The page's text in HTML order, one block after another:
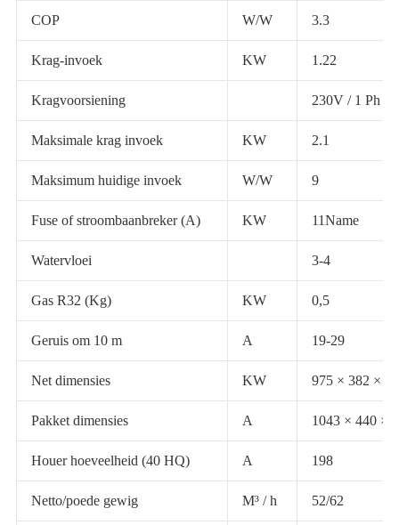
COP W/W 3.3
Krag-invoek KW 1.22
Kragvoorsiening 230V / 1 Ph /
Maksimale krag invoek KW 2.1
Maksimum huidige invoek W/W 9
Fuse of stroombaanbreker (A) KW 11Name
Watervloei 3-4
Gas R32 (Kg) KW 0,5
Geruis om 10 m A 19-29
Net dimensies KW 975 × 382 ×
Pakket dimensies A 1043 × 440 ×
Houer hoeveelheid (40 HQ) A 198
Netto/poede gewig M³ / h 52/62